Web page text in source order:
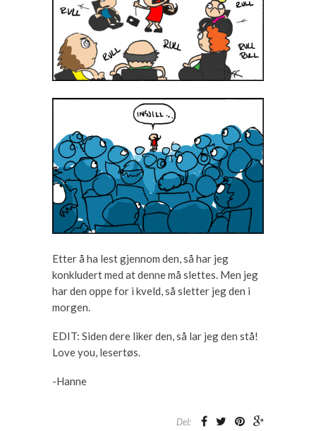
Etter å ha lest gjennom den, så har jeg
konkludert med at denne må slettes. Men jeg
har den oppe for i kveld, så sletter jeg den i
morgen.
EDIT: Siden dere liker den, så lar jeg den stå!
Love you, lesertøs.
-Hanne
Del: